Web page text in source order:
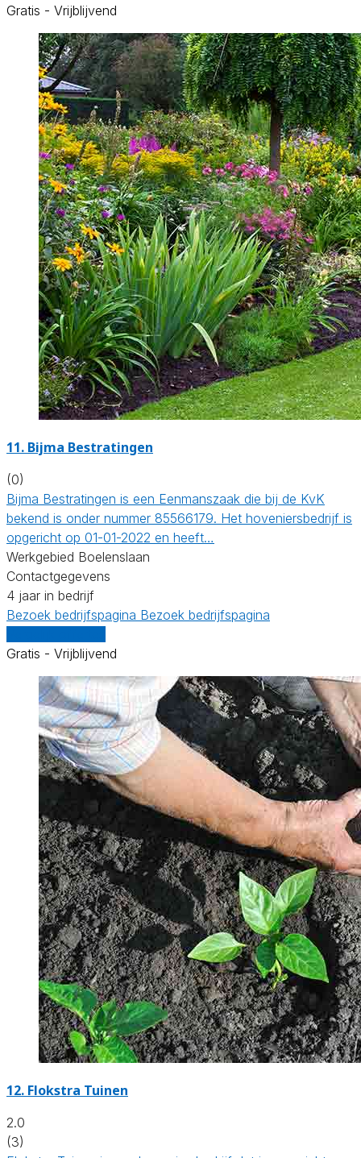
Gratis - Vrijblijvend
11. Bijma Bestratingen
(0)
Bijma Bestratingen is een Eenmanszaak die bij de KvK
bekend is onder nummer 85566179. Het hoveniersbedrijf is
opgericht op 01-01-2022 en heeft…
Werkgebied Boelenslaan
Contactgegevens
4 jaar in bedrijf
Bezoek bedrijfspagina Bezoek bedrijfspagina
Gratis - Vrijblijvend
12. Flokstra Tuinen
2.0
(3)